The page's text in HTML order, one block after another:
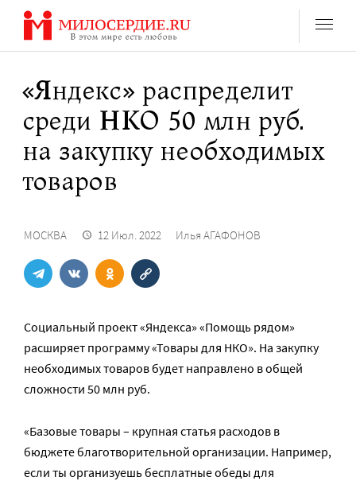
Перейти
содержанию
«Яндекс» распределит
среди НКО 50 млн руб.
на закупку необходимых
товаров
МОСКВА 12 Июл. 2022 Илья АГАФОНОВ
Социальный проект «Яндекса» «Помощь рядом»
расширяет программу «Товары для НКО». На закупку
необходимых товаров будет направлено в общей
сложности 50 млн руб.
«Базовые товары – крупная статья расходов в
бюджете благотворительной организации. Например,
если ты организуешь бесплатные обеды для